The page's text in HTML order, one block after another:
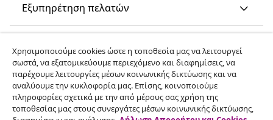
Εξυπηρέτηση πελατών
vidaXL
Ανακαλύψτε περισσότερα
Χρησιμοποιούμε cookies ώστε η τοποθεσία μας να λειτουργεί
σωστά, να εξατομικεύουμε περιεχόμενο και διαφημίσεις, να
παρέχουμε λειτουργίες μέσων κοινωνικής δικτύωσης και να
αναλύουμε την κυκλοφορία μας. Επίσης, κοινοποιούμε
πληροφορίες σχετικά με την από μέρους σας χρήση της
τοποθεσίας μας στους συνεργάτες μέσων κοινωνικής δικτύωσης,